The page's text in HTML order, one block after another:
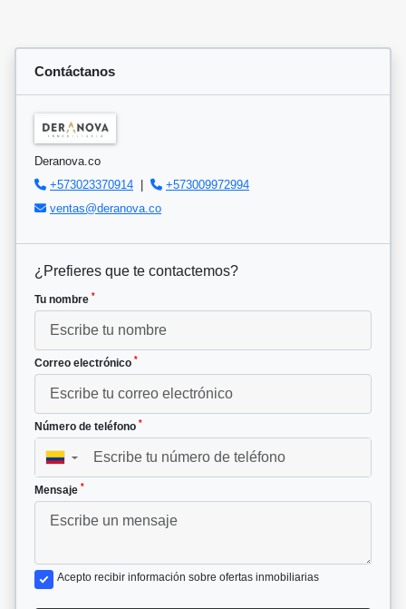
Contáctanos
Deranova.co
+573023370914 |
+573009972994
ventas@deranova.co
¿Prefieres que te contactemos?
Tu nombre *
Correo electrónico *
Número de teléfono *
▼
Mensaje *
Acepto recibir información sobre ofertas inmobiliarias